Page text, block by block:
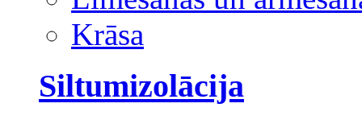
Krāsa
Siltumizolācija